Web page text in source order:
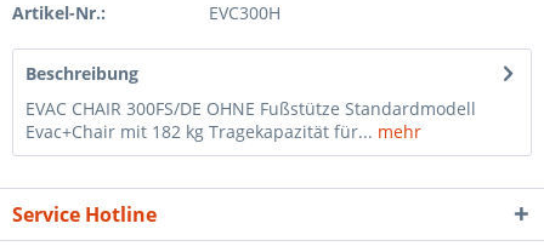
Artikel-Nr.: EVC300H
Beschreibung
EVAC CHAIR 300FS/DE OHNE Fußstütze Standardmodell
Evac+Chair mit 182 kg Tragekapazität für... mehr
Service Hotline